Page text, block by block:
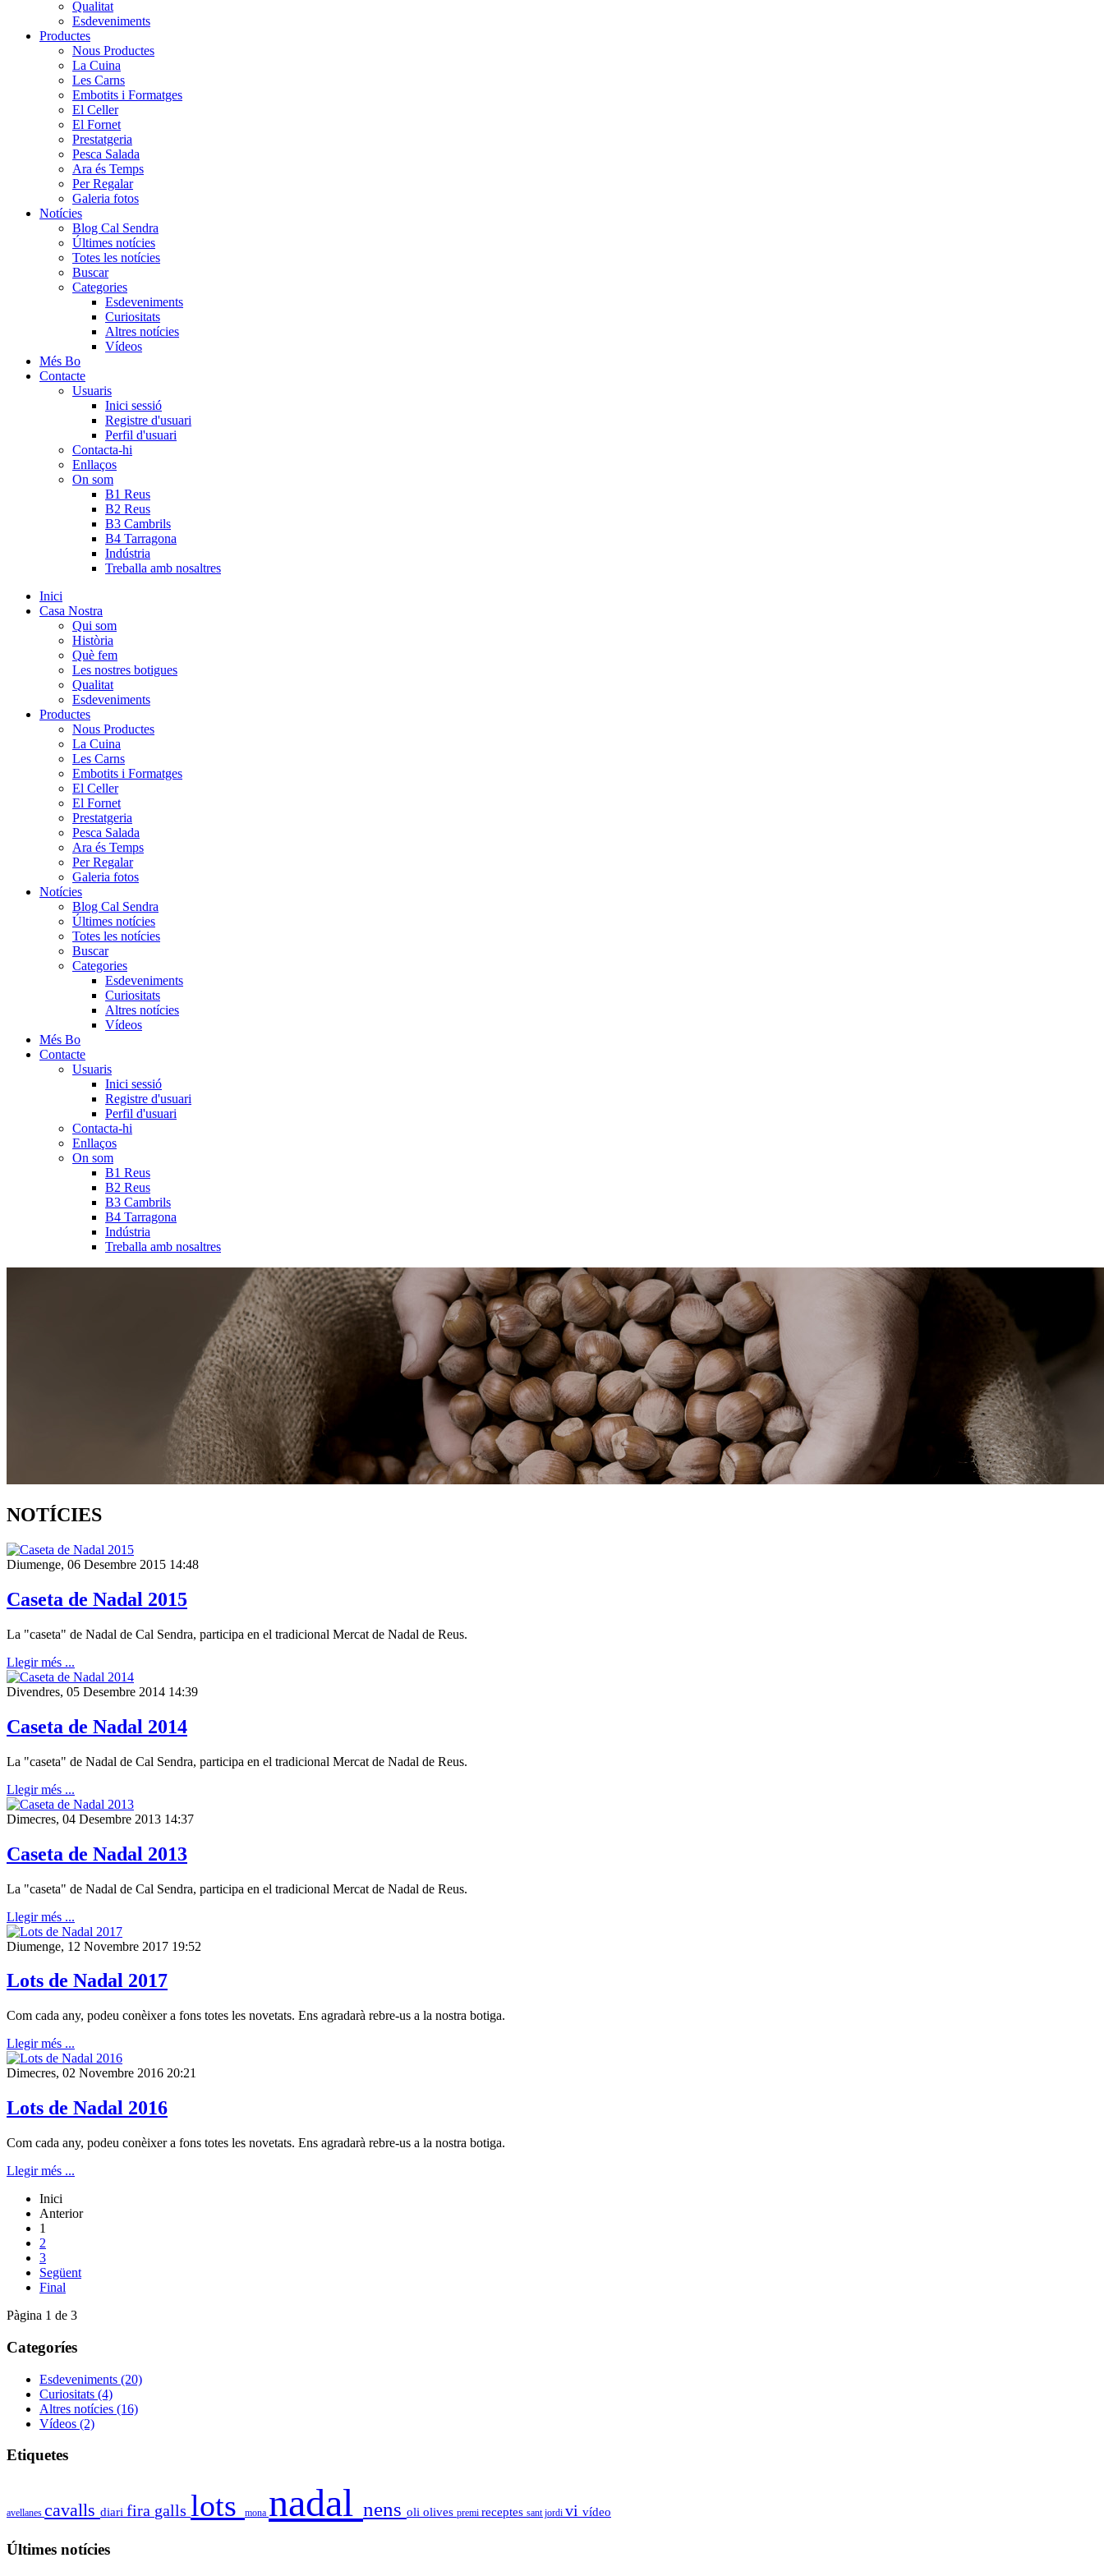
Qualitat
Esdeveniments
Productes
Nous Productes
La Cuina
Les Carns
Embotits i Formatges
El Celler
El Fornet
Prestatgeria
Pesca Salada
Ara és Temps
Per Regalar
Galeria fotos
Notícies
Blog Cal Sendra
Últimes notícies
Totes les notícies
Buscar
Categories
Esdeveniments
Curiositats
Altres notícies
Vídeos
Més Bo
Contacte
Usuaris
Inici sessió
Registre d'usuari
Perfil d'usuari
Contacta-hi
Enllaços
On som
B1 Reus
B2 Reus
B3 Cambrils
B4 Tarragona
Indústria
Treballa amb nosaltres
Inici
Casa Nostra
Qui som
Història
Què fem
Les nostres botigues
Qualitat
Esdeveniments
Productes
Nous Productes
La Cuina
Les Carns
Embotits i Formatges
El Celler
El Fornet
Prestatgeria
Pesca Salada
Ara és Temps
Per Regalar
Galeria fotos
Notícies
Blog Cal Sendra
Últimes notícies
Totes les notícies
Buscar
Categories
Esdeveniments
Curiositats
Altres notícies
Vídeos
Més Bo
Contacte
Usuaris
Inici sessió
Registre d'usuari
Perfil d'usuari
Contacta-hi
Enllaços
On som
B1 Reus
B2 Reus
B3 Cambrils
B4 Tarragona
Indústria
Treballa amb nosaltres
NOTÍCIES
Diumenge, 06 Desembre 2015 14:48
Caseta de Nadal 2015
La "caseta" de Nadal de Cal Sendra, participa en el tradicional Mercat de Nadal de Reus.
Llegir més ...
Divendres, 05 Desembre 2014 14:39
Caseta de Nadal 2014
La "caseta" de Nadal de Cal Sendra, participa en el tradicional Mercat de Nadal de Reus.
Llegir més ...
Dimecres, 04 Desembre 2013 14:37
Caseta de Nadal 2013
La "caseta" de Nadal de Cal Sendra, participa en el tradicional Mercat de Nadal de Reus.
Llegir més ...
Diumenge, 12 Novembre 2017 19:52
Lots de Nadal 2017
Com cada any, podeu conèixer a fons totes les novetats. Ens agradarà rebre-us a la nostra botiga.
Llegir més ...
Dimecres, 02 Novembre 2016 20:21
Lots de Nadal 2016
Com cada any, podeu conèixer a fons totes les novetats. Ens agradarà rebre-us a la nostra botiga.
Llegir més ...
Inici
Anterior
1
2
3
Següent
Final
Pàgina 1 de 3
Categoríes
Esdeveniments (20)
Curiositats (4)
Altres notícies (16)
Vídeos (2)
Etiquetes
avellanes cavalls diari fira galls lots mona nadal nens oli olives premi receptes sant jordi vi vídeo
Últimes notícies